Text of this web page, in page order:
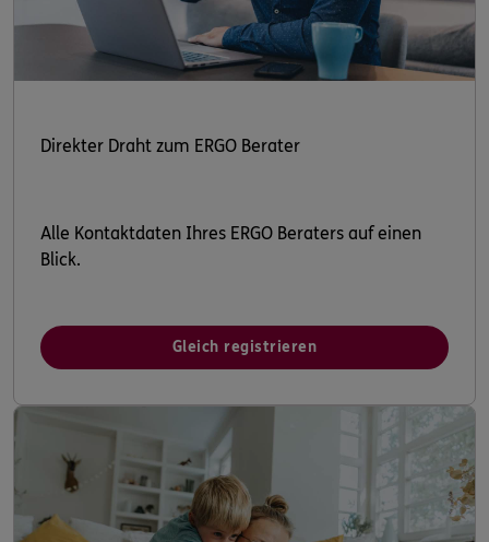
Direkter Draht zum ERGO Berater
Alle Kontaktdaten Ihres ERGO Beraters auf einen
Blick.
Gleich registrieren